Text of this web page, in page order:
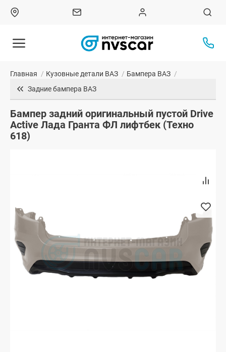
Главная / Кузовные детали ВАЗ / Бампера ВАЗ /
Задние бампера ВАЗ
Бампер задний оригинальный пустой Drive
Active Лада Гранта ФЛ лифтбек (Техно
618)